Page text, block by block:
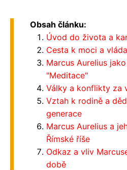
Obsah článku:
Úvod do života a
Cesta k moci a
Marcus Aurelius
"Meditace"
Války a konflikty za
Vztah k rodině a
generace
Marcus Aurelius a
Římské říše
Odkaz a vliv
době